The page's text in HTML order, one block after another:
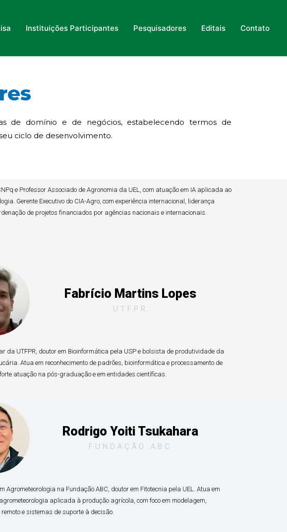
Instituições Participantes Pesquisadores Editais Contato
de domínio e de negócios, estabelecendo termos de
ciclo de desenvolvimento.
e Professor Associado de Agronomia da UEL, com atuação em IA aplicada ao
Gerente Executivo do CIA-Agro, com experiência internacional, liderança
de projetos financiados por agências nacionais e internacionais.
Fabrício Martins Lopes
UTFPR
da UTFPR, doutor em Bioinformática pela USP e bolsista de produtividade da
Atua em reconhecimento de padrões, bioinformática e processamento de
atuação na pós-graduação e em entidades científicas.
Rodrigo Yoiti Tsukahara
FUNDAÇÃO ABC
Agrometeorologia na Fundação ABC, doutor em Fitotecnia pela UEL. Atua em
aplicada à produção agrícola, com foco em modelagem,
e sistemas de suporte à decisão.